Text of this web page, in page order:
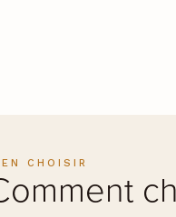
CHOISIR